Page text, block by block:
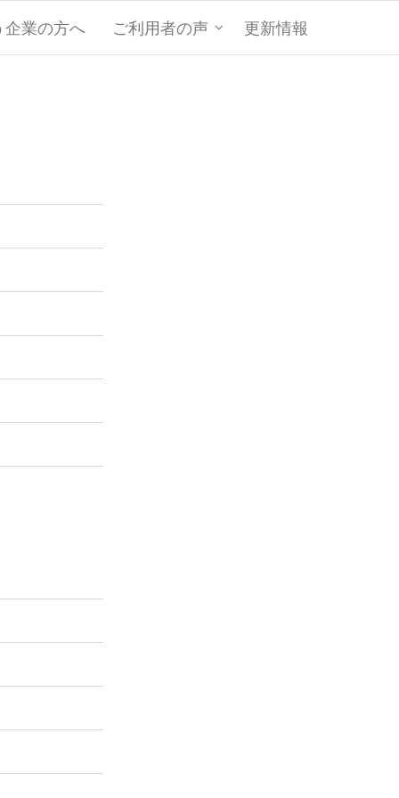
企業の方へ ご利用者の声 更新情報